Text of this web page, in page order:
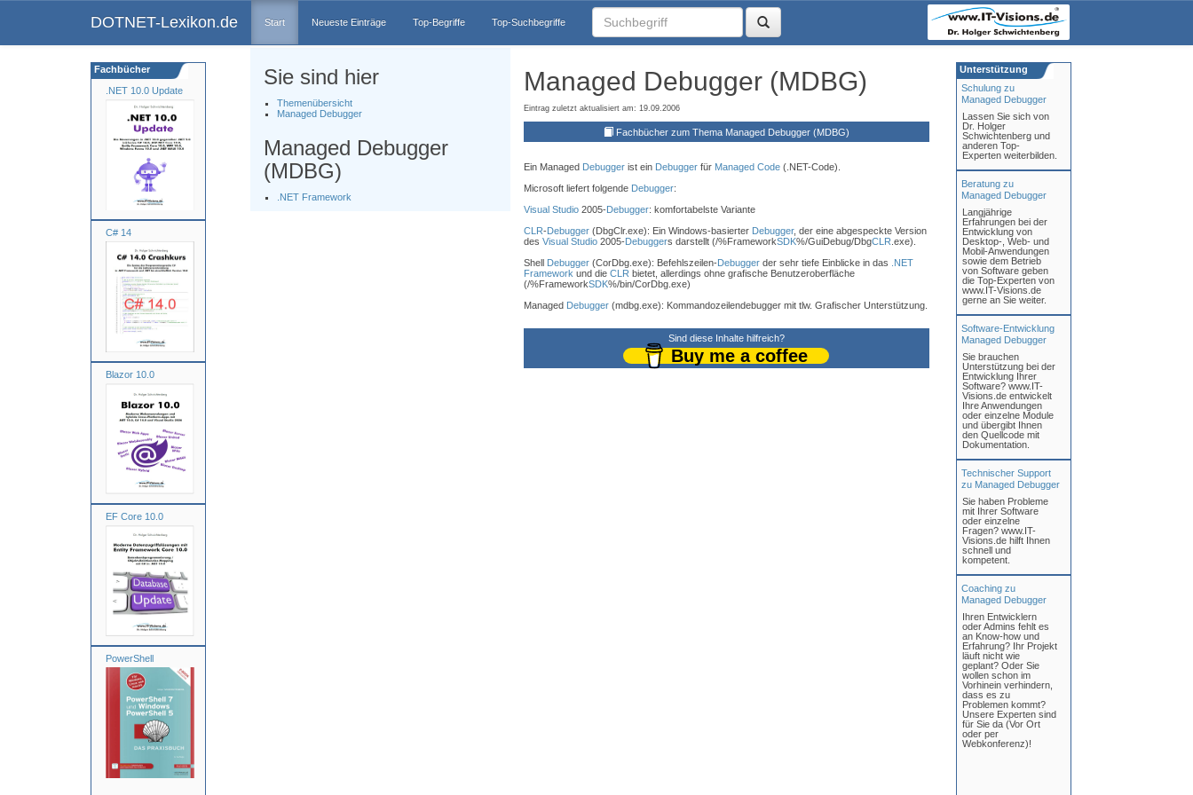
DOTNET-Lexikon.de Start Neueste Einträge Top-Begriffe Top-Suchbegriffe
.NET 10.0 Update
C# 14
Blazor 10.0
EF Core 10.0
PowerShell
Fachbücher Sie sind hier
Themenübersicht
Managed Debugger
Managed Debugger
(MDBG)
.NET Framework
Managed Debugger (MDBG)
Eintrag zuletzt aktualisiert am: 19.09.2006
Fachbücher zum Thema Managed Debugger (MDBG)
Ein Managed Debuggerist ein Debuggerfür Managed Code(.NET-Code).
Microsoft liefert folgende Debugger:
Visual Studio2005-Debugger: komfortabelste Variante
CLR-Debugger(DbgClr.exe): Ein Windows-basierter Debugger, der eine abgespeckte Version
des Visual Studio2005-Debuggers darstellt (/%FrameworkSDK%/GuiDebug/DbgCLR .exe).
Shell Debugger(CorDbg.exe): Befehlszeilen-Debuggerder sehr tiefe Einblicke in das
.NET
Framework und die CLR bietet, allerdings ohne grafische Benutzeroberfläche
(/%FrameworkSDK%/bin/CorDbg.exe)
Managed Debugger(mdbg.exe): Kommandozeilendebugger mit tlw. Grafischer Unterstützung.
Sind diese Inhalte hilfreich?
Buy me a coffee
Schulung zu
Managed Debugger
Lassen Sie sich von
Dr. Holger
Schwichtenberg und
anderen Top-
Experten weiterbilden.
Beratung zu
Managed Debugger
Langjährige
Erfahrungen bei der
Entwicklung von
Desktop-, Web- und
Mobil-Anwendungen
sowie dem Betrieb
von Software geben
die Top-Experten von
www.IT-Visions.de
gerne an Sie weiter.
Software-Entwicklung
Managed Debugger
Sie brauchen
Unterstützung bei der
Entwicklung Ihrer
Software? www.IT-
Visions.de entwickelt
Ihre Anwendungen
oder einzelne Module
und übergibt Ihnen
den Quellcode mit
Dokumentation.
Technischer Support
zu Managed Debugger
Sie haben Probleme
mit Ihrer Software
oder einzelne
Fragen? www.IT-
Visions.de hilft Ihnen
schnell und
kompetent.
Coaching zu
Managed Debugger
Ihren Entwicklern
oder Admins fehlt es
an Know-how und
Erfahrung? Ihr Projekt
läuft nicht wie
geplant? Oder Sie
wollen schon im
Vorhinein verhindern,
dass es zu
Problemen kommt?
Unsere Experten sind
für Sie da (Vor Ort
oder per
Webkonferenz)!
Unterstützung